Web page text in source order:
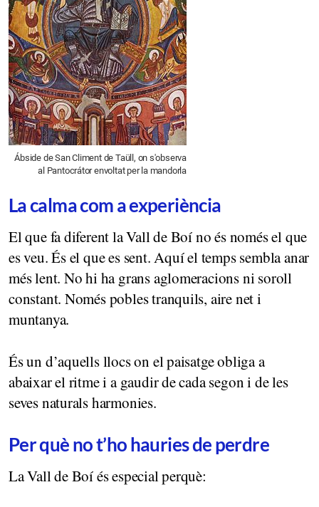
Ábside de San Climent de Taüll, on s'observa
al Pantocrátor envoltat per la mandorla
La calma com a experiència
El que fa diferent la Vall de Boí no és només el que
es veu. És el que es sent. Aquí el temps sembla anar
més lent. No hi ha grans aglomeracions ni soroll
constant. Només pobles tranquils, aire net i
muntanya.
És un d’aquells llocs on el paisatge obliga a
abaixar el ritme i a gaudir de cada segon i de les
seves naturals harmonies.
Per què no t’ho hauries de perdre
La Vall de Boí és especial perquè: